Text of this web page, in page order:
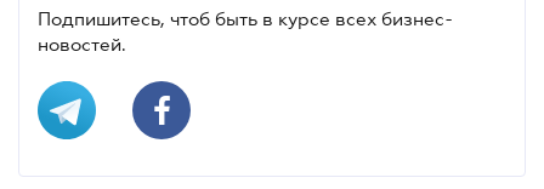
Подпишитесь, чтоб быть в курсе всех бизнес-
новостей.